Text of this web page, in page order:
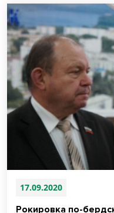
17.09.2020
Рокировка по-